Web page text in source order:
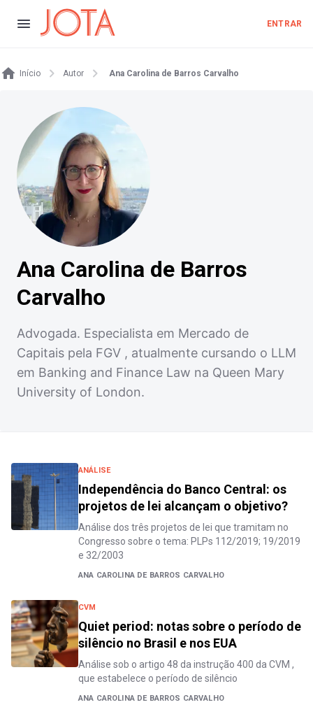
ENTRAR
Início Autor Ana Carolina de Barros Carvalho
Ana Carolina de Barros
Carvalho
Advogada. Especialista em Mercado de
Capitais pela FGV , atualmente cursando o LLM
em Banking and Finance Law na Queen Mary
University of London.
ANÁLISE
Independência do Banco Central: os
projetos de lei alcançam o objetivo?
Análise dos três projetos de lei que tramitam no
Congresso sobre o tema: PLPs 112/2019; 19/2019
e 32/2003
ANA CAROLINA DE BARROS CARVALHO
CVM
Quiet period: notas sobre o período de
silêncio no Brasil e nos EUA
Análise sob o artigo 48 da instrução 400 da CVM ,
que estabelece o período de silêncio
ANA CAROLINA DE BARROS CARVALHO